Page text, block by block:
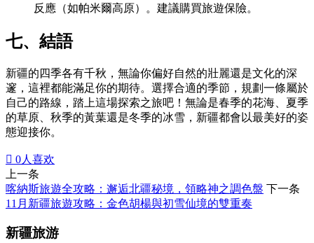
反應（如帕米爾高原）。建議購買旅遊保險。
七、結語
新疆的四季各有千秋，無論你偏好自然的壯麗還是文化的深
邃，這裡都能滿足你的期待。選擇合適的季節，規劃一條屬於
自己的路線，踏上這場探索之旅吧！無論是春季的花海、夏季
的草原、秋季的黃葉還是冬季的冰雪，新疆都會以最美好的姿
態迎接你。
 0人喜欢
上一条
喀納斯旅遊全攻略：邂逅北疆秘境，領略神之調色盤 下一条
11月新疆旅遊攻略：金色胡楊與初雪仙境的雙重奏
新疆旅游